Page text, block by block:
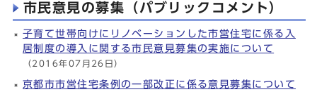
市民意見の募集（パブリックコメント）
子育て世帯向けにリノベーションした市営住宅に係る入
居制度の導入に関する市民意見募集の実施について
（2016年07月26日）
京都市市営住宅条例の一部改正に係る意見募集について